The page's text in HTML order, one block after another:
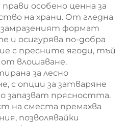
особено ценна за
на храни. От гледна
замразеният формат
и осигурява по-добра
с пресните ягоди, тъй
влошаване.
за лесно
с опции за затваряне
запазват прясността.
на сместа премахва
позволявайки